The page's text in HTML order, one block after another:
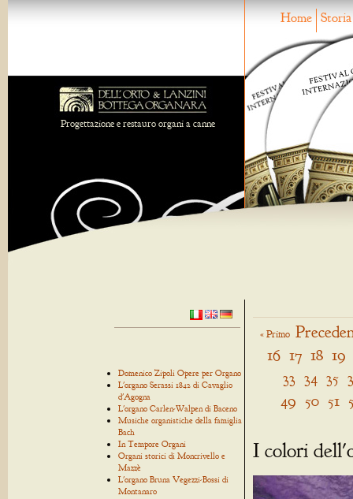
Home Storia
Progettazione e restauro organi a canne
Domenico Zipoli Opere per Organo
L'organo Serassi 1842 di Cavaglio
d'Agogna
L'organo Carlen-Walpen di Baceno
Musiche organistiche della famiglia
Bach
In Tempore Organi
Organi storici di Moncrivello e
Mazzè
L'organo Bruna Vegezzi-Bossi di
Montanaro
« Primo
16 17 18 19
33 34 35
49 50 51
I colori